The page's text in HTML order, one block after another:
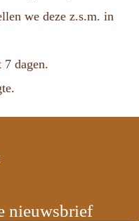
we deze z.s.m. in
dagen.
nieuwsbrief